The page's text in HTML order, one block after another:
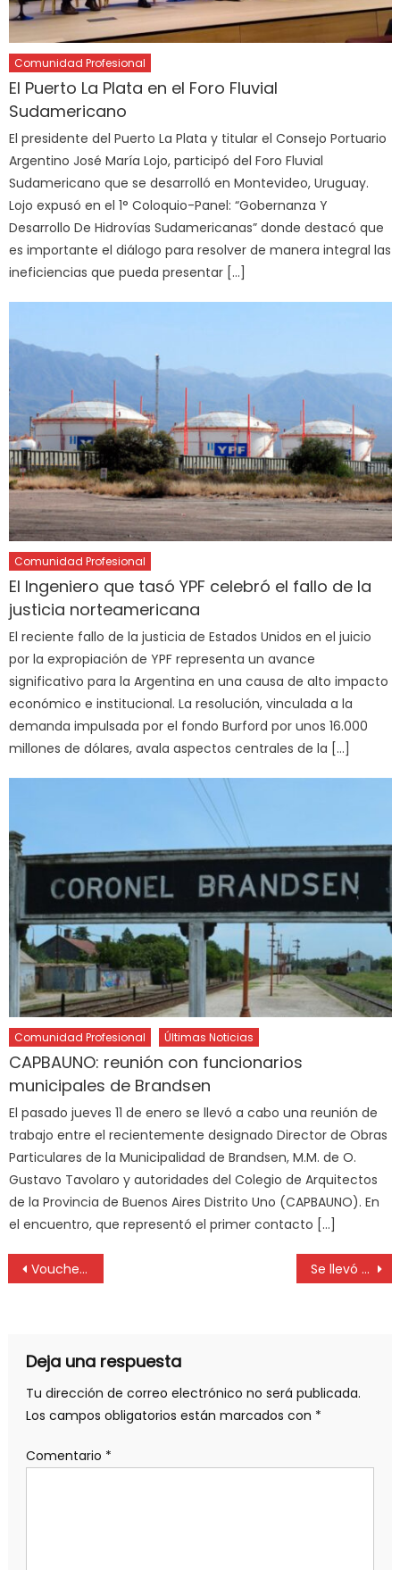
Comunidad Profesional
El Puerto La Plata en el Foro Fluvial
Sudamericano
El presidente del Puerto La Plata y titular el Consejo Portuario
Argentino José María Lojo, participó del Foro Fluvial
Sudamericano que se desarrolló en Montevideo, Uruguay.
Lojo expusó en el 1° Coloquio-Panel: “Gobernanza Y
Desarrollo De Hidrovías Sudamericanas” donde destacó que
es importante el diálogo para resolver de manera integral las
ineficiencias que pueda presentar […]
Comunidad Profesional
El Ingeniero que tasó YPF celebró el fallo de la
justicia norteamericana
El reciente fallo de la justicia de Estados Unidos en el juicio
por la expropiación de YPF representa un avance
significativo para la Argentina en una causa de alto impacto
económico e institucional. La resolución, vinculada a la
demanda impulsada por el fondo Burford por unos 16.000
millones de dólares, avala aspectos centrales de la […]
Comunidad Profesional Últimas Noticias
CAPBAUNO: reunión con funcionarios
municipales de Brandsen
El pasado jueves 11 de enero se llevó a cabo una reunión de
trabajo entre el recientemente designado Director de Obras
Particulares de la Municipalidad de Brandsen, M.M. de O.
Gustavo Tavolaro y autoridades del Colegio de Arquitectos
de la Provincia de Buenos Aires Distrito Uno (CAPBAUNO). En
el encuentro, que representó el primer contacto […]
Voucher educativo: las escuelas quieren que siga pero con mejoras Se llevó a cabo asamblea extraordinaria de la CAAITBA 2024
Deja una respuesta
Tu dirección de correo electrónico no será publicada.
Los campos obligatorios están marcados con *
Comentario *